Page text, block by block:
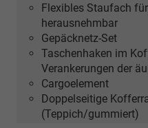
Flexibles Staufach
herausnehmbar
Gepäcknetz-Set
Taschenhaken im
Verankerungen der
Cargoelement
Doppelseitige
(Teppich/gummiert)